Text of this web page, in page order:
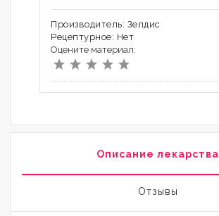
Производитель: Зелдис
Рецептурное: Нет
Оцените материал:
Описание лекарства
Отзывы